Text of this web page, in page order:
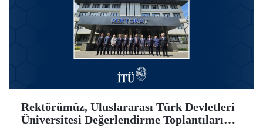
Rektörümüz, Uluslararası Türk Devletleri
Üniversitesi Değerlendirme Toplantıları